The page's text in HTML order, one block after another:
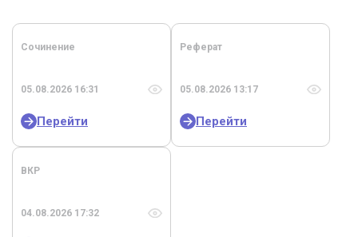
Сочинение
05.08.2026 16:31
Перейти
Реферат
05.08.2026 13:17
Перейти
ВКР
04.08.2026 17:32